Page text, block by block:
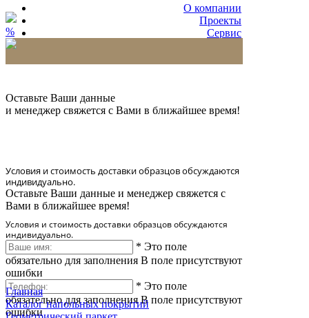
О компании
Проекты
Сервис
%
Оставьте Ваши данные
и менеджер свяжется с Вами в ближайшее время!
Условия и стоимость доставки образцов обсуждаются
индивидуально.
Оставьте Ваши данные и менеджер свяжется с
Вами в ближайшее время!
Условия и стоимость доставки образцов обсуждаются
индивидуально.
* Это поле
обязательно для заполнения В поле присутствуют
ошибки
* Это поле
обязательно для заполнения В поле присутствуют
ошибки
Главная
Каталог напольных покрытий